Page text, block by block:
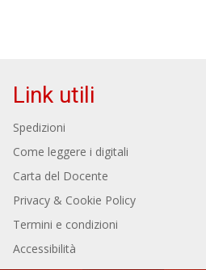
Link utili
Spedizioni
Come leggere i digitali
Carta del Docente
Privacy & Cookie Policy
Termini e condizioni
Accessibilità